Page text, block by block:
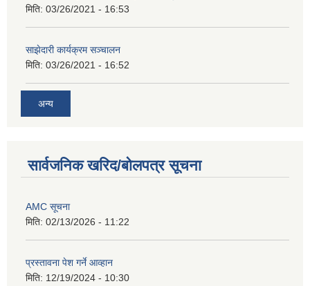
मिति: 03/26/2021 - 16:53
साझेदारी कार्यक्रम सञ्चालन
मिति: 03/26/2021 - 16:52
अन्य
सार्वजनिक खरिद/बोलपत्र सूचना
AMC सूचना
मिति: 02/13/2026 - 11:22
प्रस्तावना पेश गर्ने आव्हान
मिति: 12/19/2024 - 10:30